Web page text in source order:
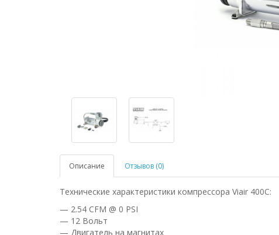
Описание Отзывов (0)
Технические характеристики компрессора Viair 400C:
— 2.54 CFM @ 0 PSI
— 12 Вольт
— Двигатель на магнитах